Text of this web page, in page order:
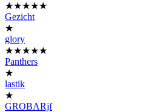
★★★★★
Gezicht
★
glory
★★★★★
Panthers
★
lastik
★
GROBARjf